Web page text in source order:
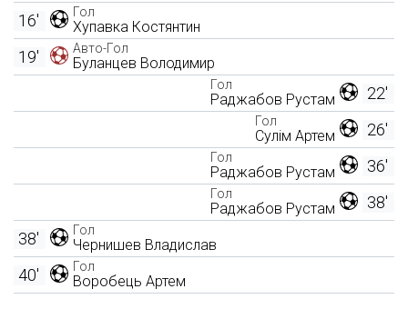
Гол
Хупавка Костянтин
16'
Авто-Гол
Буланцев Володимир
19'
22'
Гол
Раджабов Рустам
26'
Гол
Сулім Артем
36'
Гол
Раджабов Рустам
38'
Гол
Раджабов Рустам
Гол
Чернишев Владислав
38'
Гол
Воробець Артем
40'